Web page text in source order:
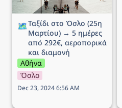
🗺️Ταξίδι στο Όσλο (25η
Μαρτίου) → 5 ημέρες
από 292€, αεροπορικά
και διαμονή
Αθήνα
Όσλο
Dec 23, 2024 6:56 AM